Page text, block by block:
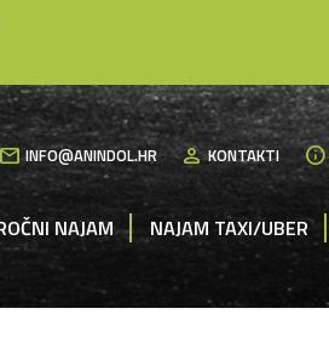
INFO@ANINDOL.HR personKONTAKTI info
NAJAM NAJAM TAXI/UBER